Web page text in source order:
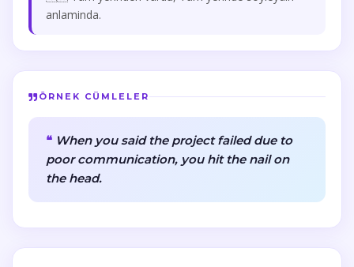
anlaminda.
ÖRNEK CÜMLELER
When you said the project failed due to
poor communication, you hit the nail on
the head.